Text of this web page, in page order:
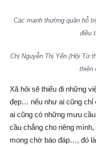
Các mạnh thường quân hỗ
điều
Chị Nguyễn Thị Yến (Hội Từ
thiện
Xã hôi sẽ thiếu đi những
đẹp… nếu như ai cũng chỉ
ai cũng có những mưu
cầu chẳng cho riêng
mong chờ báo đáp…, đó